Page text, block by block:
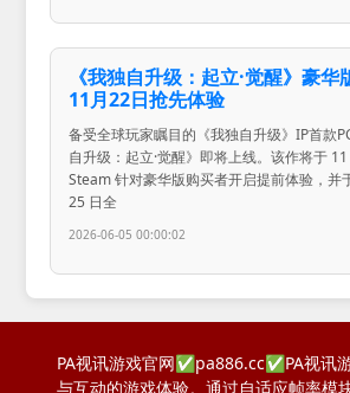
《我独自升级：起立·觉醒》豪华
11月22日抢先体验
备受全球玩家瞩目的《我独自升级》IP首款
自升级：起立·觉醒》即将上线。该作将于
Steam 针对豪华版购买者开启提前体验，并
25 日全
2026-06-05 00:00:02
PA视讯游戏官网✅pa886.cc✅PA视讯
与互动的游戏体验。通过自适应帧率模